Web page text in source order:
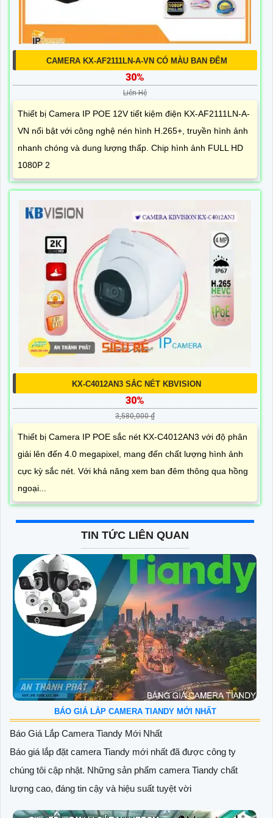
CAMERA KX-AF2111LN-A-VN CÓ MÀU BAN ĐÊM
30%
Liên Hệ
Thiết bị Camera IP POE 12V tiết kiệm điện KX-AF2111LN-A-
VN nổi bật với công nghệ nén hình H.265+, truyền hình ảnh
nhanh chóng và dung lượng thấp. Chip hình ảnh FULL HD
1080P 2
KX-C4012AN3 SẮC NÉT KBVISION
30%
3,580,000 ₫
Thiết bị Camera IP POE sắc nét KX-C4012AN3 với độ phân
giải lên đến 4.0 megapixel, mang đến chất lượng hình ảnh
cực kỳ sắc nét. Với khả năng xem ban đêm thông qua hồng
ngoại...
TIN TỨC LIÊN QUAN
BÁO GIÁ LẮP CAMERA TIANDY MỚI NHẤT
Báo Giá Lắp Camera Tiandy Mới Nhất
Báo giá lắp đặt camera Tiandy mới nhất đã được công ty
chúng tôi cập nhật. Những sản phẩm camera Tiandy chất
lượng cao, đáng tin cậy và hiệu suất tuyệt vời